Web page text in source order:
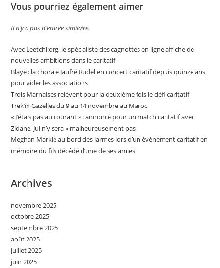
Vous pourriez également aimer
Il n’y a pas d’entrée similaire.
Avec Leetchi:org, le spécialiste des cagnottes en ligne affiche de
nouvelles ambitions dans le caritatif
Blaye : la chorale Jaufré Rudel en concert caritatif depuis quinze ans
pour aider les associations
Trois Marnaises relèvent pour la deuxième fois le défi caritatif
Trek’in Gazelles du 9 au 14 novembre au Maroc
« J’étais pas au courant » : annoncé pour un match caritatif avec
Zidane, Jul n’y sera « malheureusement pas
Meghan Markle au bord des larmes lors d’un événement caritatif en
mémoire du fils décédé d’une de ses amies
Archives
novembre 2025
octobre 2025
septembre 2025
août 2025
juillet 2025
juin 2025